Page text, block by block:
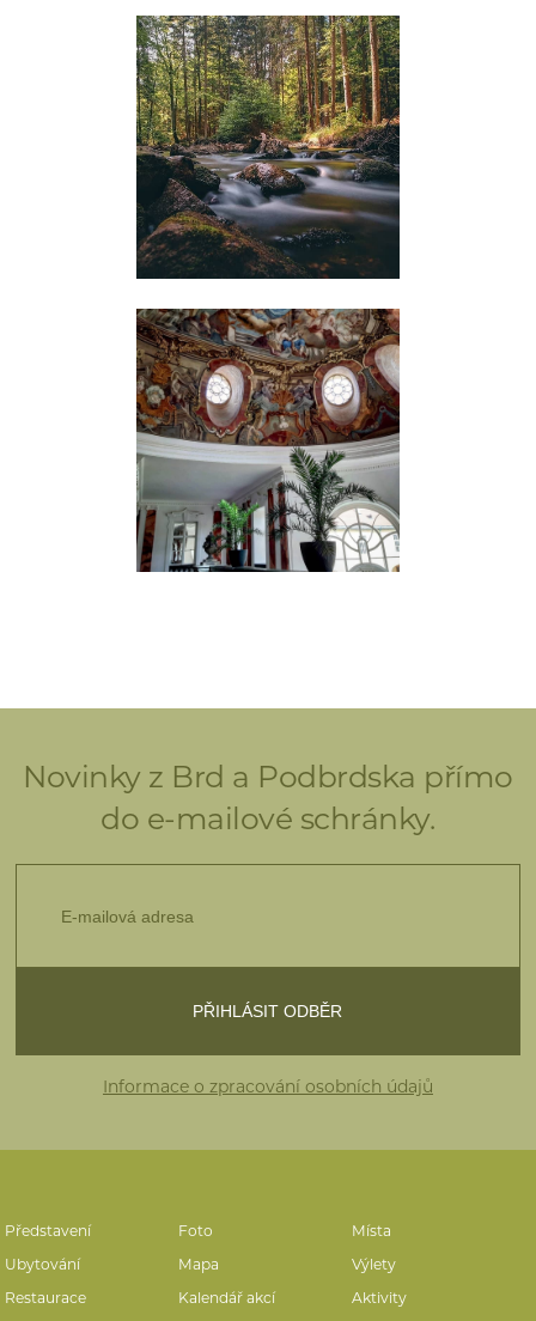
Novinky z Brd a Podbrdska přímo
do e-mailové schránky.
Informace o zpracování osobních údajů
Představení Foto
Místa
Ubytování
Mapa
Výlety
Restaurace
Kalendář akcí
Aktivity